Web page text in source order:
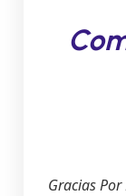
Gracias Por